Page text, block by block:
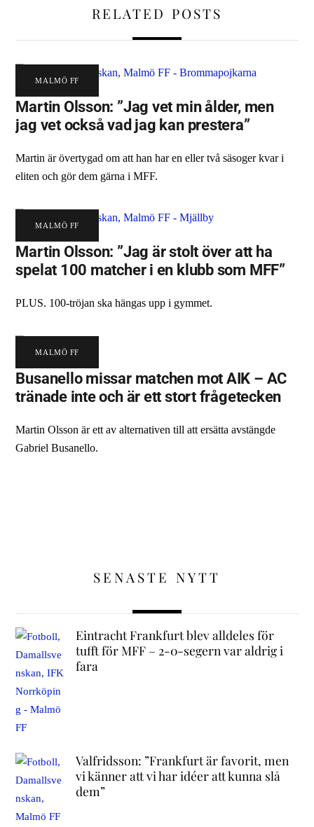
RELATED POSTS
MALMÖ FF
Martin Olsson: ”Jag vet min ålder, men
jag vet också vad jag kan prestera”
Martin är övertygad om att han har en eller två säsoger kvar i
eliten och gör dem gärna i MFF.
MALMÖ FF
Martin Olsson: ”Jag är stolt över att ha
spelat 100 matcher i en klubb som MFF”
PLUS. 100-tröjan ska hängas upp i gymmet.
MALMÖ FF
Busanello missar matchen mot AIK – AC
tränade inte och är ett stort frågetecken
Martin Olsson är ett av alternativen till att ersätta avstängde
Gabriel Busanello.
SENASTE NYTT
Eintracht Frankfurt blev alldeles för
tufft för MFF – 2-0-segern var aldrig i
fara
Valfridsson: ”Frankfurt är favorit, men
vi känner att vi har idéer att kunna slå
dem”